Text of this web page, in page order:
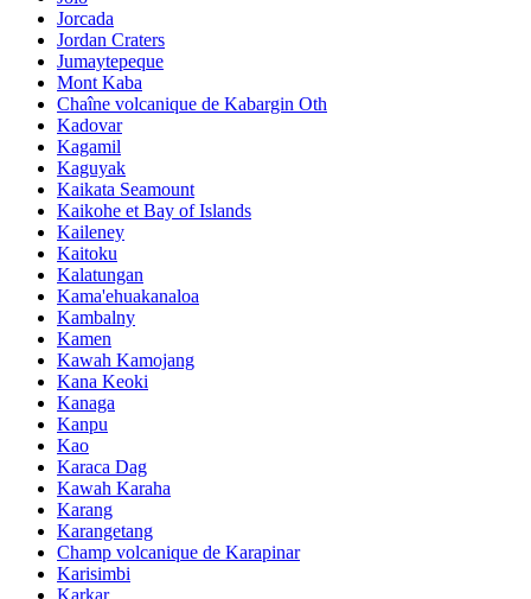
Jorcada
Jordan Craters
Jumaytepeque
Mont Kaba
Chaîne volcanique de Kabargin Oth
Kadovar
Kagamil
Kaguyak
Kaikata Seamount
Kaikohe et Bay of Islands
Kaileney
Kaitoku
Kalatungan
Kama'ehuakanaloa
Kambalny
Kamen
Kawah Kamojang
Kana Keoki
Kanaga
Kanpu
Kao
Karaca Dag
Kawah Karaha
Karang
Karangetang
Champ volcanique de Karapinar
Karisimbi
Karkar